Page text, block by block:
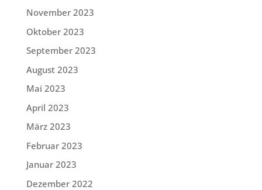
November 2023
Oktober 2023
September 2023
August 2023
Mai 2023
April 2023
März 2023
Februar 2023
Januar 2023
Dezember 2022